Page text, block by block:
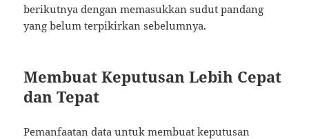
berikutnya dengan memasukkan sudut pandang
yang belum terpikirkan sebelumnya.
Membuat Keputusan Lebih Cepat
dan Tepat
Pemanfaatan data untuk membuat keputusan